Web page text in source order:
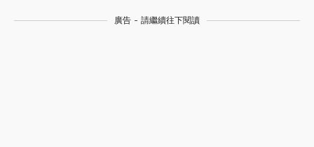
廣告 - 請繼續往下閱讀